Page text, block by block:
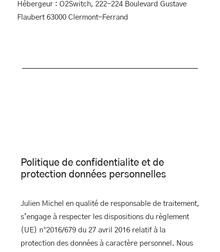
Hébergeur : O2Switch, 222-224 Boulevard Gustave
Flaubert 63000 Clermont-Ferrand
Politique de confidentialite et de
protection données personnelles
Julien Michel en qualité de responsable de traitement,
s’engage à respecter les dispositions du règlement
(UE) n°2016/679 du 27 avril 2016 relatif à la
protection des données à caractère personnel. Nous